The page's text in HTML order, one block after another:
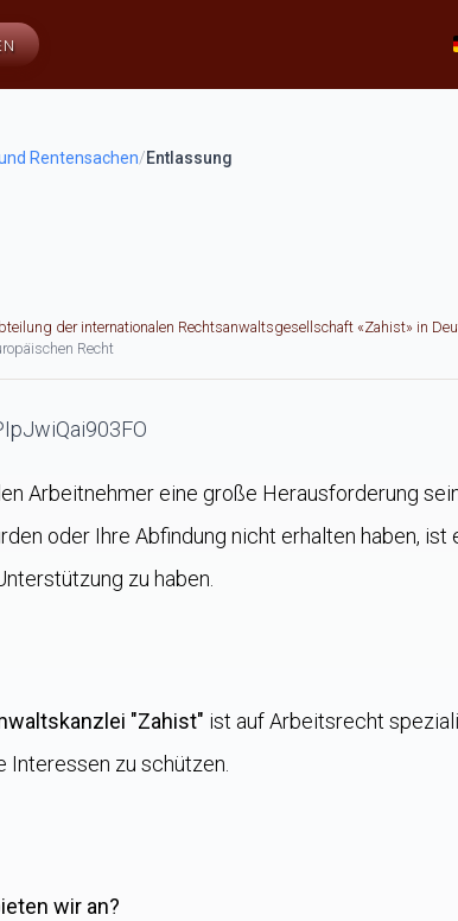
Rentensachen/Entlassung
der internationalen Rechtsanwaltsgesellschaft «Zahist» in
Recht
Arbeitnehmer eine große Herausforderung
oder Ihre Abfindung nicht erhalten haben, ist
zu haben.
"Zahist" ist auf Arbeitsrecht
Interessen zu schützen.
wir an?